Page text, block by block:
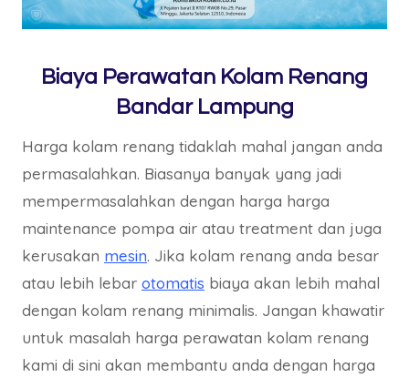
Biaya Perawatan Kolam Renang
Bandar Lampung
Harga kolam renang tidaklah mahal jangan anda
permasalahkan. Biasanya banyak yang jadi
mempermasalahkan dengan harga harga
maintenance pompa air atau treatment dan juga
kerusakan mesin. Jika kolam renang anda besar
atau lebih lebar otomatis biaya akan lebih mahal
dengan kolam renang minimalis. Jangan khawatir
untuk masalah harga perawatan kolam renang
kami di sini akan membantu anda dengan harga